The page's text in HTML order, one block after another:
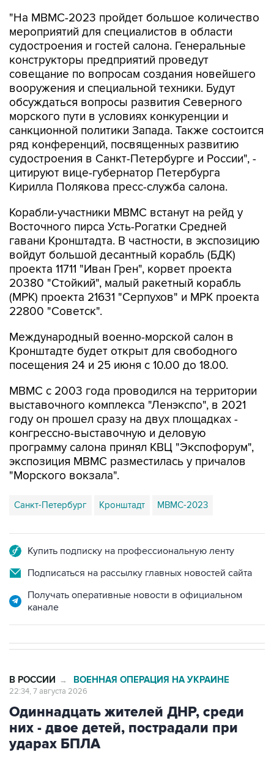
"На МВМС-2023 пройдет большое количество
мероприятий для специалистов в области
судостроения и гостей салона. Генеральные
конструкторы предприятий проведут
совещание по вопросам создания новейшего
вооружения и специальной техники. Будут
обсуждаться вопросы развития Северного
морского пути в условиях конкуренции и
санкционной политики Запада. Также состоится
ряд конференций, посвященных развитию
судостроения в Санкт-Петербурге и России", -
цитируют вице-губернатор Петербурга
Кирилла Полякова пресс-служба салона.
Корабли-участники МВМС встанут на рейд у
Восточного пирса Усть-Рогатки Средней
гавани Кронштадта. В частности, в экспозицию
войдут большой десантный корабль (БДК)
проекта 11711 "Иван Грен", корвет проекта
20380 "Стойкий", малый ракетный корабль
(МРК) проекта 21631 "Серпухов" и МРК проекта
22800 "Советск".
Международный военно-морской салон в
Кронштадте будет открыт для свободного
посещения 24 и 25 июня с 10.00 до 18.00.
МВМС с 2003 года проводился на территории
выставочного комплекса "Ленэкспо", в 2021
году он прошел сразу на двух площадках -
конгрессно-выставочную и деловую
программу салона принял КВЦ "Экспофорум",
экспозиция МВМС разместилась у причалов
"Морского вокзала".
Санкт-Петербург Кронштадт МВМС-2023
Купить подписку на профессиональную ленту
Подписаться на рассылку главных новостей сайта
Получать оперативные новости в официальном
канале
В РОССИИ → ВОЕННАЯ ОПЕРАЦИЯ НА УКРАИНЕ
22:34, 7 августа 2026
Одиннадцать жителей ДНР, среди
них - двое детей, пострадали при
ударах БПЛА